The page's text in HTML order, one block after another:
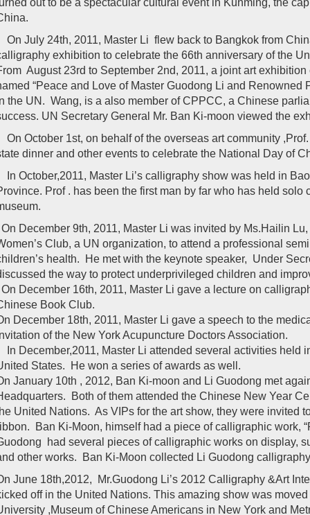
out to be a spectacular cultural event in Kunming, the
July 24th, 2011, Master Li flew back to Bangkok from
exhibition to celebrate the 66th anniversary of the
August 23rd to September 2nd, 2011, a joint art
“Peace and Love of Master Guodong Li and Renowned
the UN. Wang, is a also member of CPPCC, a Chinese
UN Secretary General Mr. Ban Ki-moon viewed the
October 1st, on behalf of the overseas art community
dinner and other events to celebrate the National Day of
October,2011, Master Li’s calligraphy show was held in
Prof . has been the first man by far who has held solo
December 9th, 2011, Master Li was invited by Ms.Hailin
Club, a UN organization, to attend a professional
health. He met with the keynote speaker, Under
the way to protect underprivileged children and
December 16th, 2011, Master Li gave a lecture on
Book Club.
December 18th, 2011, Master Li gave a speech to the
of the New York Acupuncture Doctors Association.
December,2011, Master Li attended several activities held
States. He won a series of awards as well.
January 10th , 2012, Ban Ki-moon and Li Guodong met
Both of them attended the Chinese New Year
United Nations. As VIPs for the art show, they were invited
Ban Ki-Moon, himself had a piece of calligraphic work,
had several pieces of calligraphic works on display,
other works. Ban Ki-Moon collected Li Guodong
June 18th,2012, Mr.Guodong Li’s 2012 Calligraphy &Art
off in the United Nations. This amazing show was
,Museum of Chinese Americans in New York and